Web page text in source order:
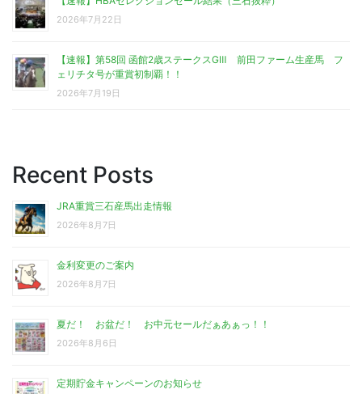
2026年7月22日
【速報】第58回 函館2歳ステークスGⅢ 前田ファーム生産馬 フ
ェリチタ号が重賞初制覇！！
2026年7月19日
Recent Posts
JRA重賞三石産馬出走情報
2026年8月7日
金利変更のご案内
2026年8月7日
夏だ！ お盆だ！ お中元セールだぁあぁっ！！
2026年8月6日
定期貯金キャンペーンのお知らせ